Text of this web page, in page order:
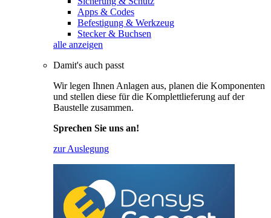
Apps & Codes
Befestigung & Werkzeug
Stecker & Buchsen
alle anzeigen
Damit's auch passt
Wir legen Ihnen Anlagen aus, planen die Komponenten
und stellen diese für die Komplettlieferung auf der
Baustelle zusammen.
Sprechen Sie uns an!
zur Auslegung